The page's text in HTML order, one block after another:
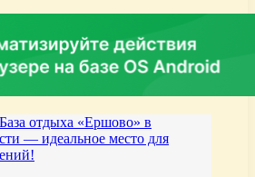
База отдыха «Ершово» в
— идеальное место для